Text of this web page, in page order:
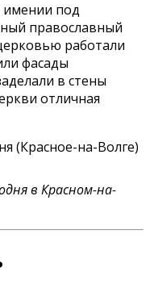
имении под
православный
работали
фасады
в стены
отличная
в Красном-на-